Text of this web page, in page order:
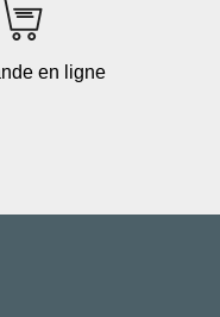
en ligne